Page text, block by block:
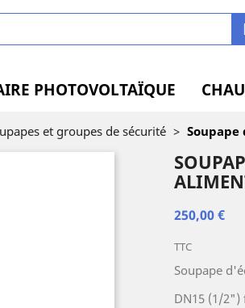
PHOTOVOLTAÏQUE
et groupes de sécurité >
250,00 €
TTC
Soupape
DN15 (1/2")